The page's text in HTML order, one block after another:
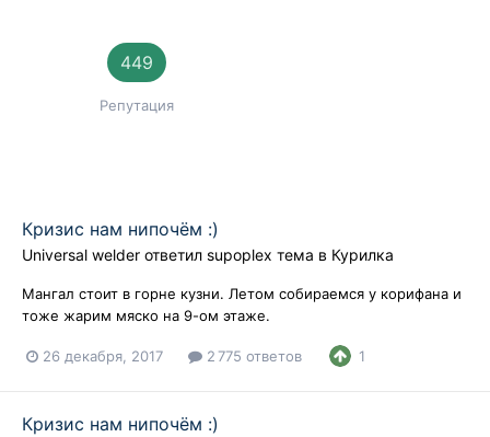
449
Репутация
Кризис нам нипочём :)
Universal welder ответил supoplex тема в Курилка
Мангал стоит в горне кузни. Летом собираемся у корифана и
тоже жарим мяско на 9-ом этаже.
26 декабря, 2017 2 775 ответов 1
Кризис нам нипочём :)